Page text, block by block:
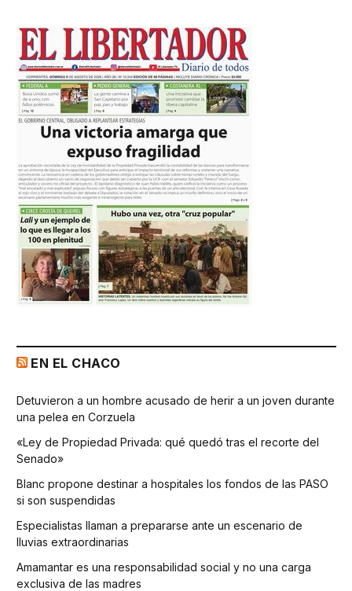
EN EL CHACO
Detuvieron a un hombre acusado de herir a un joven durante
una pelea en Corzuela
«Ley de Propiedad Privada: qué quedó tras el recorte del
Senado»
Blanc propone destinar a hospitales los fondos de las PASO
si son suspendidas
Especialistas llaman a prepararse ante un escenario de
lluvias extraordinarias
Amamantar es una responsabilidad social y no una carga
exclusiva de las madres